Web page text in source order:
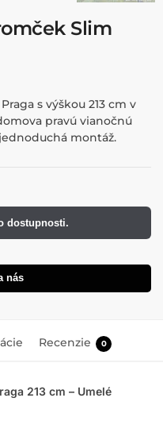
Slim
s výškou 213 cm v
pravú vianočnú
montáž.
dostupnosti.
nás
Recenzie 0
213 cm – Umelé